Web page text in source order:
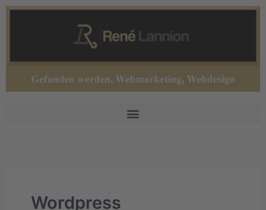
Zum
Wordpress